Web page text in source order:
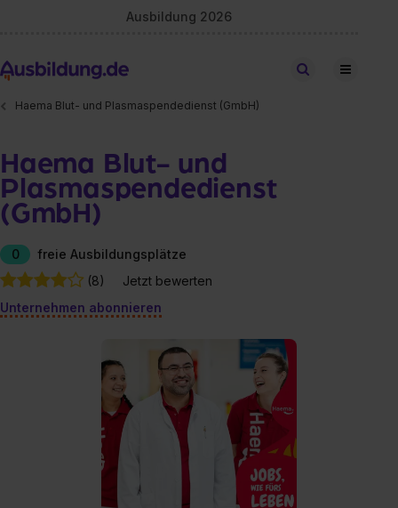
Ausbildung 2026
Stellen finden
Haema Blut- und Plasmaspendedienst (GmbH)
Haema Blut- und
Plasmaspendedienst
(GmbH)
0
freie Ausbildungsplätze
(8)
Jetzt bewerten
Unternehmen abonnieren